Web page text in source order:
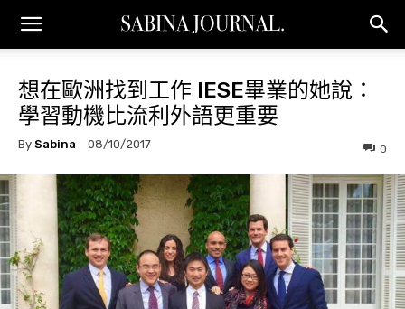
想在歐洲找到工作 IESE畢業的她說：
學習動機比流利外語更重要
By Sabina 08/10/2017 0